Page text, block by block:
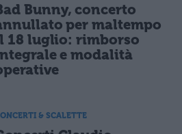
Bunny, concerto
per maltempo
18 luglio: rimborso
e modalità
& SCALETTE